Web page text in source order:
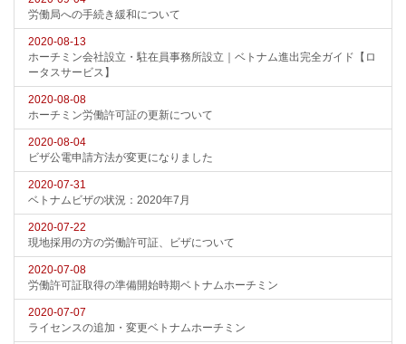
労働局への手続き緩和について
2020-08-13
ホーチミン会社設立・駐在員事務所設立｜ベトナム進出完全ガイド【ロ
ータスサービス】
2020-08-08
ホーチミン労働許可証の更新について
2020-08-04
ビザ公電申請方法が変更になりました
2020-07-31
ベトナムビザの状況：2020年7月
2020-07-22
現地採用の方の労働許可証、ビザについて
2020-07-08
労働許可証取得の準備開始時期ベトナムホーチミン
2020-07-07
ライセンスの追加・変更ベトナムホーチミン